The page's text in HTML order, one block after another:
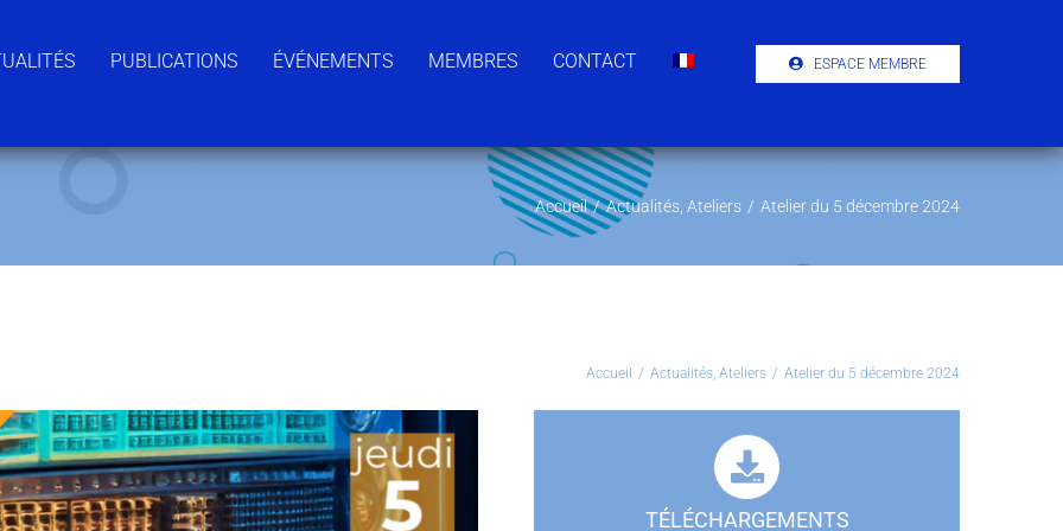
PUBLICATIONS ÉVÉNEMENTS MEMBRES CONTACT ESPACE MEMBRE
Accueil / Actualités Ateliers / Atelier du 5 décembre 2024
Accueil / Actualités,Ateliers / Atelier du 5 décembre 2024
TÉLÉCHARGEMENTS